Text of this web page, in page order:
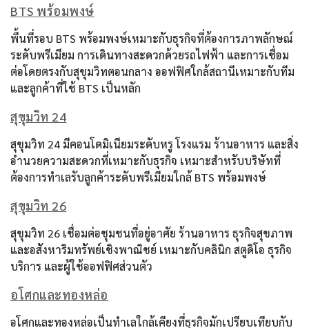
BTS พร้อมพงษ์
พื้นที่รอบ BTS พร้อมพงษ์เหมาะกับธุรกิจที่ต้องการภาพลักษณ์
ระดับพรีเมียม การเดินทางสะดวกด้วยรถไฟฟ้า และการเชื่อม
ต่อโดยตรงกับสุขุมวิทตอนกลาง ออฟฟิศใกล้สถานีเหมาะกับทีม
และลูกค้าที่ใช้ BTS เป็นหลัก
สุขุมวิท 24
สุขุมวิท 24 มีคอนโดมิเนียมระดับหรู โรงแรม ร้านอาหาร และสิ่ง
อำนวยความสะดวกที่เหมาะกับธุรกิจ เหมาะสำหรับบริษัทที่
ต้องการทำเลรับลูกค้าระดับพรีเมียมใกล้ BTS พร้อมพงษ์
สุขุมวิท 26
สุขุมวิท 26 เชื่อมต่อชุมชนที่อยู่อาศัย ร้านอาหาร ธุรกิจสุขภาพ
และอสังหาริมทรัพย์เชิงพาณิชย์ เหมาะกับคลินิก สตูดิโอ ธุรกิจ
บริการ และผู้ใช้ออฟฟิศส่วนตัว
อโศกและทองหล่อ
อโศกและทองหล่อเป็นทำเลใกล้เคียงที่ธุรกิจมักเปรียบเทียบกับ